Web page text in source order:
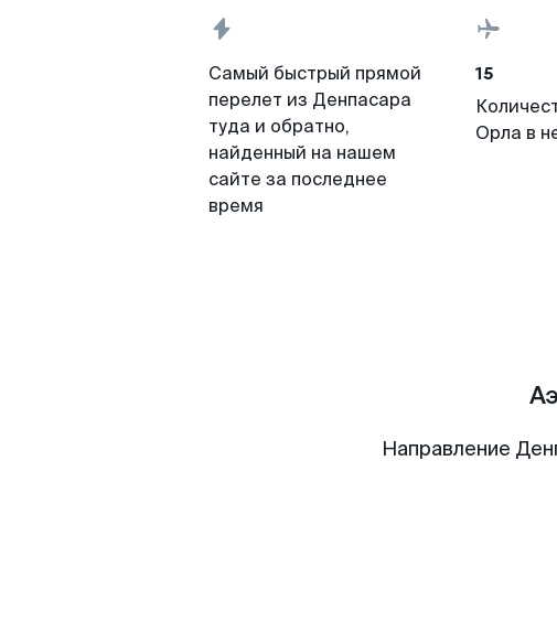
Самый быстрый прямой
перелет из Денпасара
туда и обратно,
найденный на нашем
сайте за последнее
время
15
Орла в
Направление